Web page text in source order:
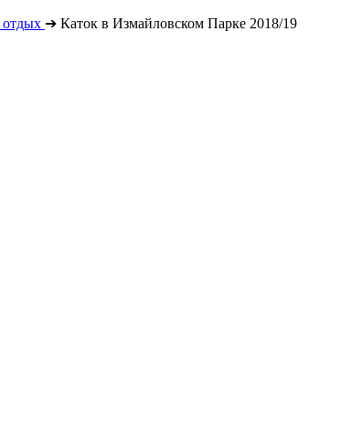
➔ Каток в Измайловском Парке 2018/19